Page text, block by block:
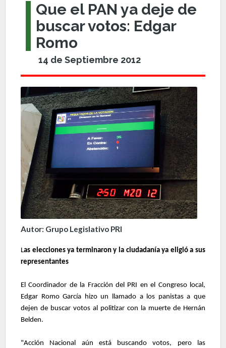
Que el PAN ya deje de
buscar votos: Edgar
Romo
14 de Septiembre 2012
Autor: Grupo Legislativo PRI
Las elecciones ya terminaron y la ciudadanía ya eligió a sus
representantes
El Coordinador de la Fracción del PRI en el Congreso local,
Edgar Romo García hizo un llamado a los panistas a que
dejen de buscar votos al politizar con la muerte de Hernán
Belden.
"Acción Nacional aún está buscando votos, pero las